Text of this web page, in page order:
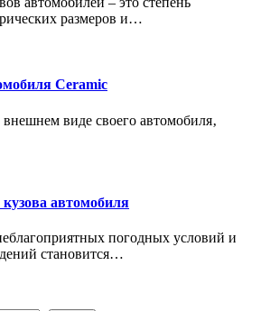
размеров и…
Ceramic
внешнем виде своего автомобиля‚
автомобиля
погодных условий и
становится…